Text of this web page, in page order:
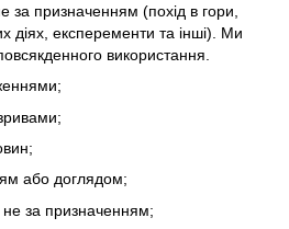
за призначенням (похід в гори,
діях, експеременти та інші). Ми
використання.
або доглядом;
не за призначенням;